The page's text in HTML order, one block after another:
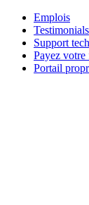
Emplois
Testimonials
Support
Payez votre
Portail